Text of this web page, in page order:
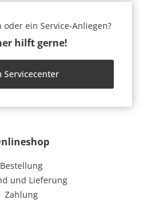
Bestellung
und Lieferung
Zahlung
oder ein Service-Anliegen?
hilft gerne!
Servicecenter